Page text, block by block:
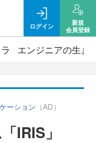
ログイン
新規
会員登録
エンジニアの生き
ーション （AD）
IRIS」